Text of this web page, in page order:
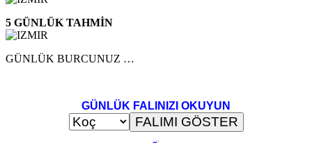
5 GÜNLÜK TAHMİN
GÜNLÜK BURCUNUZ …
GÜNLÜK FALINIZI OKUYUN
...